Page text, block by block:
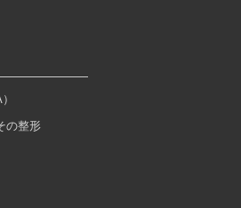
の整形